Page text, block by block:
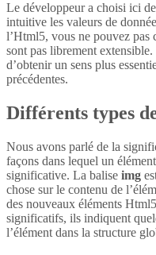
Le développeur a choisi ici
intuitive les valeurs de
l’Html5, vous ne pouvez pas
sont pas librement
d’obtenir un sens plus
précédentes.
Différents types
Nous avons parlé de la
façons dans lequel un
significative. La balise img
chose sur le contenu de
des nouveaux éléments
significatifs, ils indiquent
l’élément dans la structure